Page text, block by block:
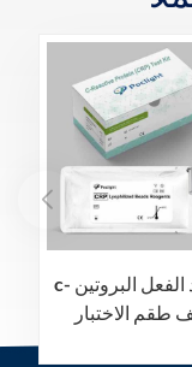
c- رد الفعل البروتين CRP
طقم الاختبار